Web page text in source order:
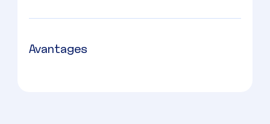
Avantages